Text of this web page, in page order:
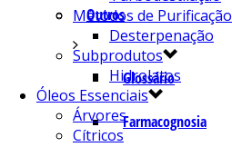
Outros
Glossário
Farmacognosia
Métodos de Purificação
Desterpenação
Subprodutos
Hidrolatos
Óleos Essenciais
Árvores
Cítricos